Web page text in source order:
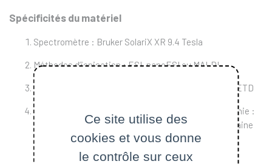
Spécificités du matériel
Spectromètre : Bruker SolariX XR 9.4 Tesla
Méthodes d’ionisation : ESI, nanoESI ou MALDI
Méthodes d’activation : CID, SORI-CID, UVPD, ECD, ETD
Introduction d’échantillons, couplage Chromatographie :
Passeur échantillon automatique « Nanomate », Chaine
LC
Ce site utilise des
cookies et vous donne
le contrôle sur ceux